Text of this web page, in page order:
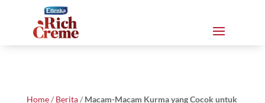
Home/ Berita/ Macam-Macam Kurma yang Cocok untuk